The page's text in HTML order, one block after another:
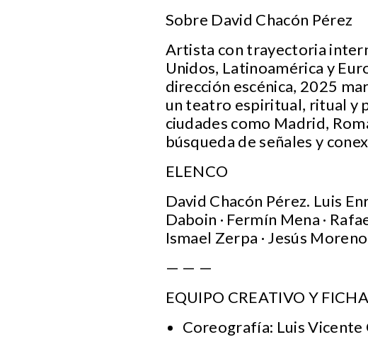
Sobre David Chacón Pérez
Artista con trayectoria
Unidos, Latinoamérica y
dirección escénica, 2025
un teatro espiritual, ritual y
ciudades como Madrid,
búsqueda de señales y
ELENCO
David Chacón Pérez. Luis
Daboin · Fermín Mena ·
Ismael Zerpa · Jesús
— — —
EQUIPO CREATIVO Y
Coreografía: Luis Vicente